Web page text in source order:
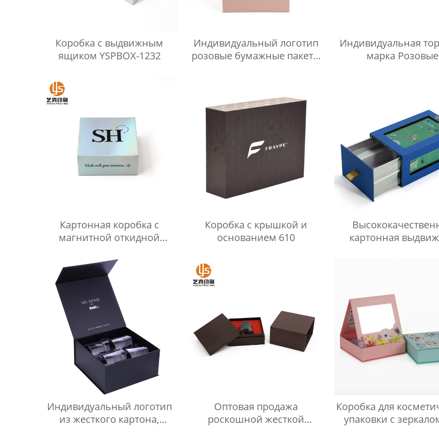
Коробка с выдвижным
ящиком YSPBOX-1232
Индивидуальный логотип
розовые бумажные пакеты
подарочный пакет с ручкой
из ленты
Индивидуальная
марка Розовые
бумажные
коробки с вашим
Картонная коробка с
магнитной откидной
заказ логотипом, жесткая
голографическая упаковка,
подарочная коробка со
вставкой
Коробка с крышкой и
основанием 610
картонная
Индивидуальный логотип
из жесткого картона,
Оптовая продажа
роскошной жесткой
Коробка для
упаковки с